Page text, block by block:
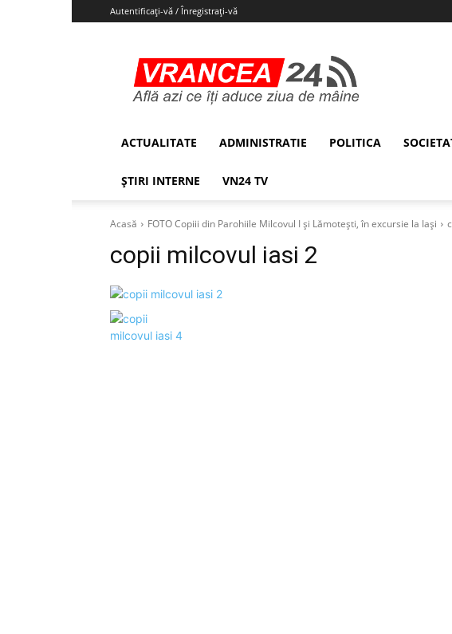
Autentificați-vă / Înregistrați-vă
ACTUALITATE ADMINISTRATIE POLITICA
ȘTIRI INTERNE VN24 TV
Acasă FOTO Copiii din Parohiile Milcovul I și Lămotești, în excursie la Iași
copii milcovul iasi 2